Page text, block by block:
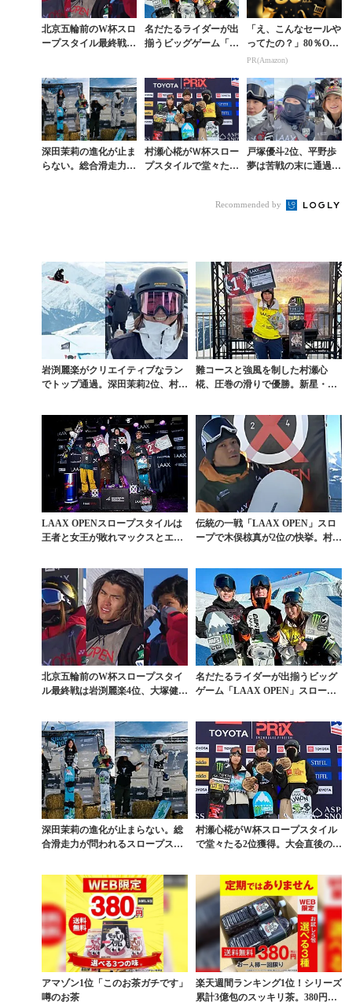
北京五輪前のW杯スロ
ープスタイル最終戦は
名だたるライダーが出
揃うビッグゲーム「L
が3位
「え、こんなセールや
ってたの？」80％OFF
以上が続々登場！Am
PR(Amazon)
深田茉莉の進化が止ま
らない。総合滑走力が
村瀬心椛がＷ杯スロー
プスタイルで堂々たる
えた彼女の強さとは
戸塚優斗2位、平野歩
夢は苦戦の末に通過。
「LAAX OPE...
Recommended by
岩渕麗楽がクリエイティブなラン
でトップ通過。深田茉莉2位、村瀬
難コースと強風を制した村瀬心
椛、圧巻の滑りで優勝。新星・木
LAAX OPENスロープスタイルは
王者と女王が敗れマックスとエン
伝統の一戦「LAAX OPEN」スロ
ープで木俣椋真が2位の快挙。村瀬
北京五輪前のW杯スロープスタイ
ル最終戦は岩渕麗楽4位、大塚健6
名だたるライダーが出揃うビッグ
ゲーム「LAAX OPEN」スロープ
深田茉莉の進化が止まらない。総
合滑走力が問われるスロープスタ
村瀬心椛がＷ杯スロープスタイル
で堂々たる2位獲得。大会直後のイ
アマゾン1位「このお茶ガチです」
噂のお茶
楽天週間ランキング1位！シリーズ
累計3億包のスッキリ茶。380円で